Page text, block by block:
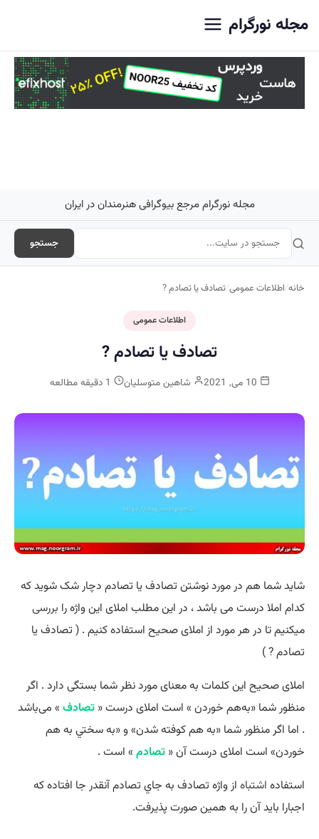
مجله نورگرام
مجله نورگرام مرجع بیوگرافی هنرمندان در ایران
جستجو
خانه/اطلاعات عمومی/تصادف یا تصادم ?
اطلاعات عمومی
تصادف یا تصادم ?
شاهین متوسلیان
شاید شما هم در مورد نوشتن تصادف یا تصادم دچار شک شوید که
کدام املا درست می باشد ، در این مطلب املای این واژه را بررسی
میکنیم تا در هر مورد از املای صحیح استفاده کنیم . ( تصادف یا
تصادم ? )
املای صحیح این کلمات به معنای مورد نظر شما بستگی دارد . اگر
منظور شما «به‌هم خوردن » است املای درست « تصادف » می‌باشد
. اما اگر منظور شما «به هم كوفته شدن» و «به سختي به هم
خوردن» است املای درست آن « تصادم » است .
استفاده اشتباه از واژه تصادف به جاي تصادم آنقدر جا افتاده كه
اجبارا بايد آن را به همين صورت پذيرفت.